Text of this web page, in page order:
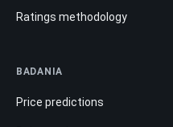
Ratings methodology
BADANIA
Price predictions